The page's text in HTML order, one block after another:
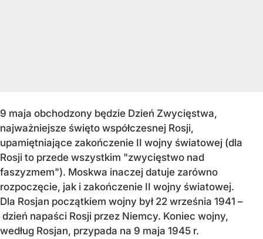
9 maja obchodzony będzie Dzień Zwycięstwa,
najważniejsze święto współczesnej Rosji,
upamiętniające zakończenie II wojny światowej (dla
Rosji to przede wszystkim "zwycięstwo nad
faszyzmem"). Moskwa inaczej datuje zarówno
rozpoczęcie, jak i zakończenie II wojny światowej.
Dla Rosjan początkiem wojny był 22 września 1941 –
dzień napaści Rosji przez Niemcy. Koniec wojny,
według Rosjan, przypada na 9 maja 1945 r.